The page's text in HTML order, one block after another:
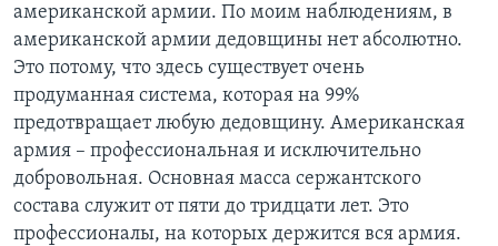
американской армии. По моим наблюдениям, в
американской армии дедовщины нет абсолютно.
Это потому, что здесь существует очень
продуманная система, которая на 99%
предотвращает любую дедовщину. Американская
армия – профессиональная и исключительно
добровольная. Основная масса сержантского
состава служит от пяти до тридцати лет. Это
профессионалы, на которых держится вся армия.